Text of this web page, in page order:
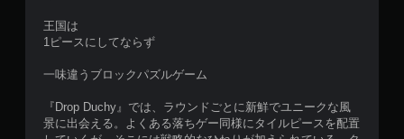
王国は
1ピースにしてならず
一味違うブロックパズルゲーム
『Drop Duchy』では、ラウンドごとに新鮮でユニークな風
景に出会える。よくある落ちゲー同様にタイルピースを配置